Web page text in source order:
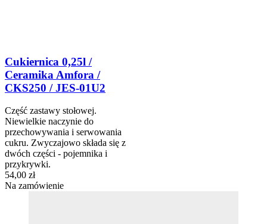
Cukiernica 0,25l /
Ceramika Amfora /
CKS250 / JES-01U2
Część zastawy stołowej.
Niewielkie naczynie do
przechowywania i serwowania
cukru. Zwyczajowo składa się z
dwóch części - pojemnika i
przykrywki.
54,00 zł
Na zamówienie